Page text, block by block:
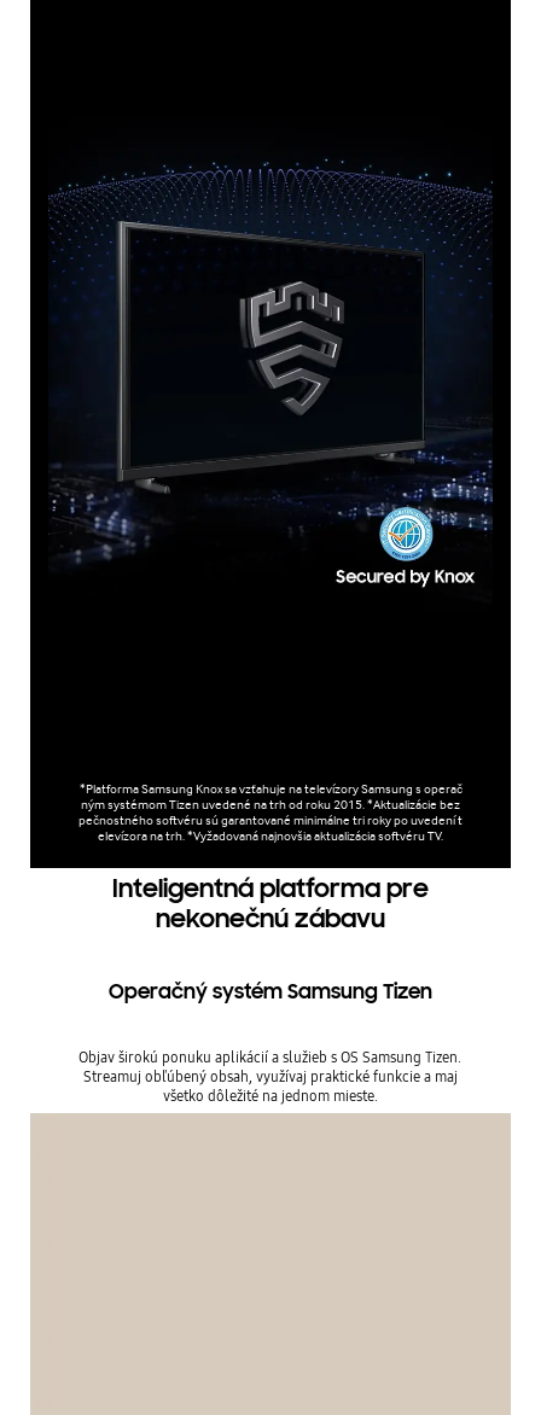
*Platforma Samsung Knox sa vzťahuje na televízory Samsung s operač
ným systémom Tizen uvedené na trh od roku 2015. *Aktualizácie bez
pečnostného softvéru sú garantované minimálne tri roky po uvedení t
elevízora na trh. *Vyžadovaná najnovšia aktualizácia softvéru TV.
Inteligentná platforma pre
nekonečnú zábavu
Operačný systém Samsung Tizen
Objav širokú ponuku aplikácií a služieb s OS Samsung Tizen.
Streamuj obľúbený obsah, využívaj praktické funkcie a maj
všetko dôležité na jednom mieste.